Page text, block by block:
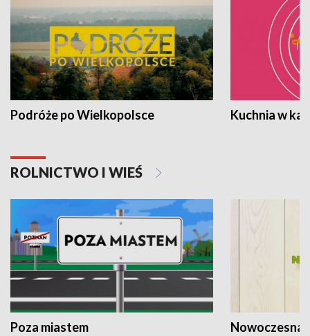
Podróże po Wielkopolsce Kuchnia w
ROLNICTWO I WIEŚ
Poza miastem Nowoczesna